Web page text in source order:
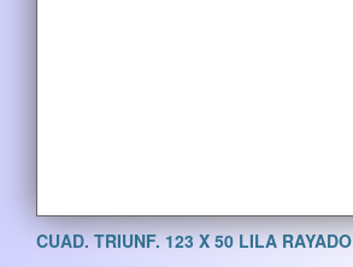
CUAD. TRIUNF. 123 X 50 LILA RAYADO